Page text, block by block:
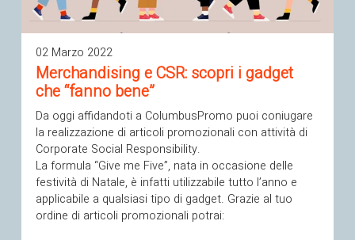
02 Marzo 2022
Merchandising e CSR: scopri i gadget
che “fanno bene”
Da oggi affidandoti a ColumbusPromo puoi coniugare
la realizzazione di articoli promozionali con attività di
Corporate Social Responsibility.
La formula “Give me Five”, nata in occasione delle
festività di Natale, è infatti utilizzabile tutto l’anno e
applicabile a qualsiasi tipo di gadget. Grazie al tuo
ordine di articoli promozionali potrai: